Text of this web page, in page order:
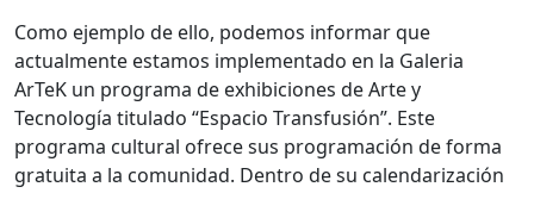
Como ejemplo de ello, podemos informar que
actualmente estamos implementado en la Galeria
ArTeK un programa de exhibiciones de Arte y
Tecnología titulado “Espacio Transfusión”. Este
programa cultural ofrece sus programación de forma
gratuita a la comunidad. Dentro de su calendarización